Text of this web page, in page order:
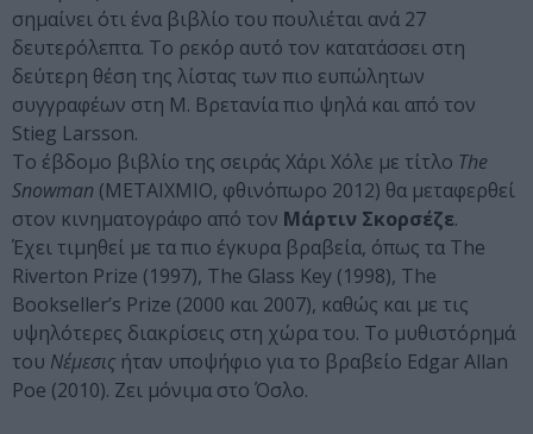
σημαίνει ότι ένα βιβλίο του πουλιέται ανά 27
δευτερόλεπτα. Το ρεκόρ αυτό τον κατατάσσει στη
δεύτερη θέση της λίστας των πιο ευπώλητων
συγγραφέων στη Μ. Βρετανία πιο ψηλά και από τον
Stieg Larsson.
Το έβδομο βιβλίο της σειράς Χάρι Χόλε με τίτλο The
Snowman (ΜΕΤΑΙΧΜΙΟ, φθινόπωρο 2012) θα μεταφερθεί
στον κινηματογράφο από τον Μάρτιν Σκορσέζε.
Έχει τιμηθεί με τα πιο έγκυρα βραβεία, όπως τα The
Riverton Prize (1997), The Glass Key (1998), The
Bookseller’s Prize (2000 και 2007), καθώς και με τις
υψηλότερες διακρίσεις στη χώρα του. Το μυθιστόρημά
του Νέμεσις ήταν υποψήφιο για το βραβείο Edgar Allan
Poe (2010). Ζει μόνιμα στο Όσλο.